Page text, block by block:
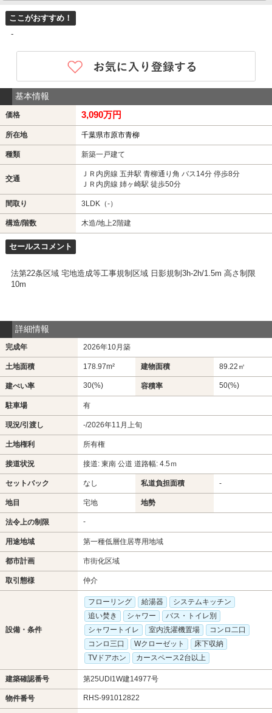
ここがおすすめ！
-
基本情報
価格 3,090万円
所在地 千葉県市原市青柳
種類 新築一戸建て
交通
ＪＲ内房線 五井駅 青柳通り角 バス14分 停歩8分
ＪＲ内房線 姉ヶ崎駅 徒歩50分
間取り 3LDK（-）
構造/階数 木造/地上2階建
セールスコメント
法第22条区域 宅地造成等工事規制区域 日影規制3h-2h/1.5m 高さ制限
10m
詳細情報
完成年 2026年10月築
土地面積 178.97m² 建物面積 89.22㎡
建ぺい率 30(%) 容積率 50(%)
駐車場 有
現況/引渡し -/2026年11月上旬
土地権利 所有権
接道状況 接道: 東南 公道 道路幅: 4.5ｍ
セットバック なし 私道負担面積 -
地目 宅地 地勢
法令上の制限 -
用途地域 第一種低層住居専用地域
都市計画 市街化区域
取引態様 仲介
設備・条件
フローリング 給湯器
システムキッチン
追い焚き
シャワー
バス・トイレ別
シャワートイレ
室内洗濯機置場
コンロ二口
コンロ三口
Wクローゼット
床下収納
TVドアホン
カースペース2台以上
建築確認番号 第25UDI1W建14977号
物件番号 RHS-991012822